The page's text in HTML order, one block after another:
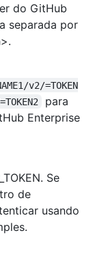
do GitHub
separada por
v2/=TOKEN
para
Enterprise
Se
de
usando